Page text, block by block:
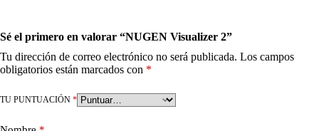
Sé el primero en valorar “NUGEN Visualizer 2”
Tu dirección de correo electrónico no será publicada. Los campos
obligatorios están marcados con *
TU PUNTUACIÓN *